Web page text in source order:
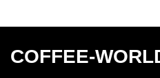
COFFEE-